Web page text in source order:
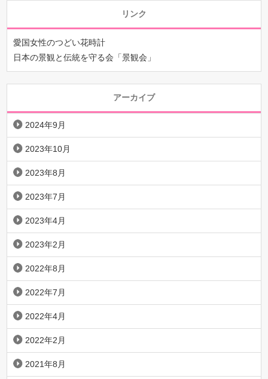
リンク
愛国女性のつどい花時計
日本の景観と伝統を守る会「景観会」
アーカイブ
2024年9月
2023年10月
2023年8月
2023年7月
2023年4月
2023年2月
2022年8月
2022年7月
2022年4月
2022年2月
2021年8月